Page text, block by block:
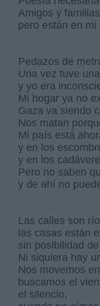
Amigos y
pero están en mi
Pedazos de
Una vez tuve
y yo era
Mi hogar ya no
Gaza va siendo
Nos matan
Mi país está
y en los
y en los
Pero no saben
y de ahí no
Las calles son
las casas están
sin posibilidad
Ni siquiera hay
Nos movemos
buscamos el
el silencio,